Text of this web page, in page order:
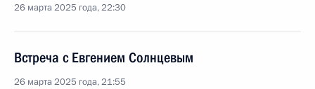
26 марта 2025 года, 22:30
Встреча с Евгением Солнцевым
26 марта 2025 года, 21:55